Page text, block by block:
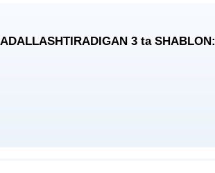
3 taSHABLON: